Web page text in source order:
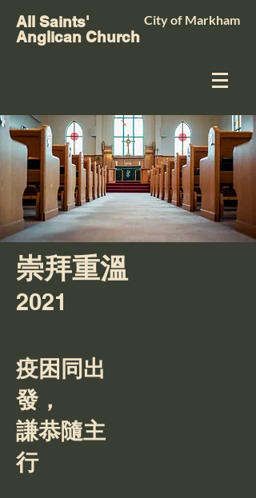
All Saints'
Anglican Church
City of Markham
崇拜重溫
2021
疫困同出
發，
謙恭隨主
行